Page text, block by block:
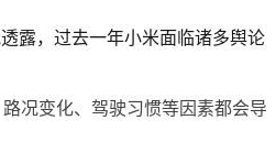
露，过去一年小米面临诸多舆论
况变化、驾驶习惯等因素都会导